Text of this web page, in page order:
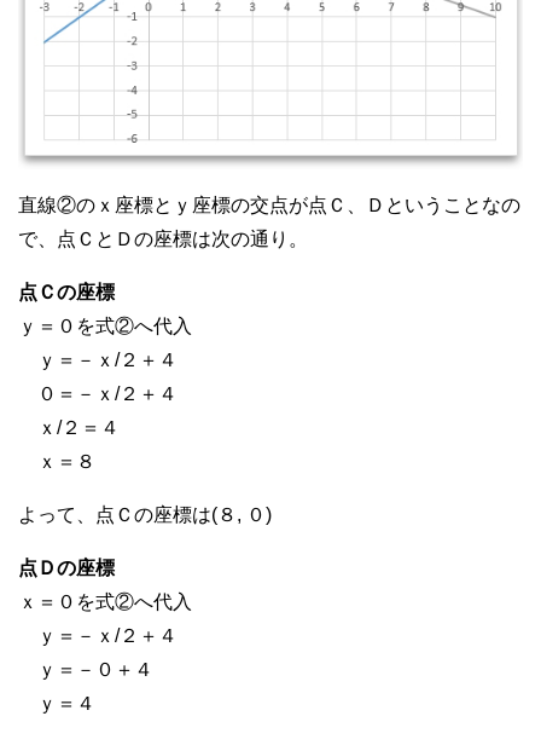
直線②のｘ座標とｙ座標の交点が点Ｃ、Ｄということなの
で、点ＣとＤの座標は次の通り。
点Ｃの座標
ｙ＝０を式②へ代入
ｙ＝－ｘ/２＋４
０＝－ｘ/２＋４
ｘ/２＝４
ｘ＝８
よって、点Ｃの座標は(８, ０)
点Ｄの座標
ｘ＝０を式②へ代入
ｙ＝－ｘ/２＋４
ｙ＝－０＋４
ｙ＝４